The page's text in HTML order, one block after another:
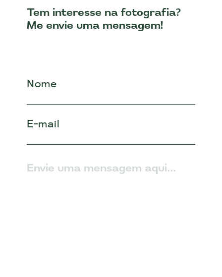
Tem interesse na fotografia?
Me envie uma mensagem!
Nome
E-mail